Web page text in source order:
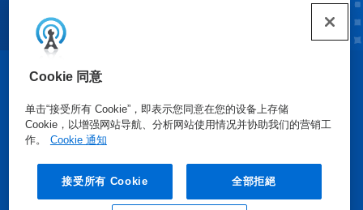
Cookie 同意
单击“接受所有 Cookie”，即表示您同意在您的设备上存储
Cookie，以增强网站导航、分析网站使用情况并协助我们的营销工
作。
Cookie 通知
接受所有 Cookie 全部拒絕
31010702002902 号
安全数据表 | 隐私政策|使用条款